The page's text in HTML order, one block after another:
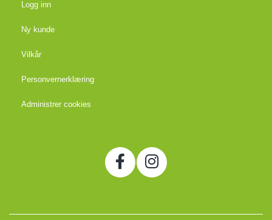
Logg inn
Ny kunde
Vilkår
Personvernerklæring
Administrer cookies